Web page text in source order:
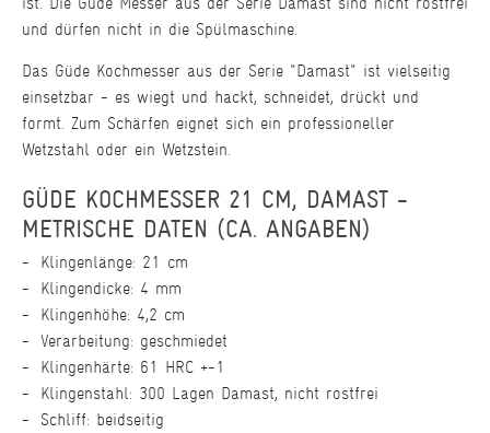
und dürfen nicht in die Spülmaschine.
Das Güde Kochmesser aus der Serie "Damast" ist vielseitig
einsetzbar - es wiegt und hackt, schneidet, drückt und
formt. Zum Schärfen eignet sich ein professioneller
Wetzstahl oder ein Wetzstein.
GÜDE KOCHMESSER 21 CM, DAMAST -
METRISCHE DATEN (CA. ANGABEN)
Klingenlänge: 21 cm
Klingendicke: 4 mm
Klingenhöhe: 4,2 cm
Verarbeitung: geschmiedet
Klingenhärte: 61 HRC +-1
Klingenstahl: 300 Lagen Damast, nicht rostfrei
Schliff: beidseitig